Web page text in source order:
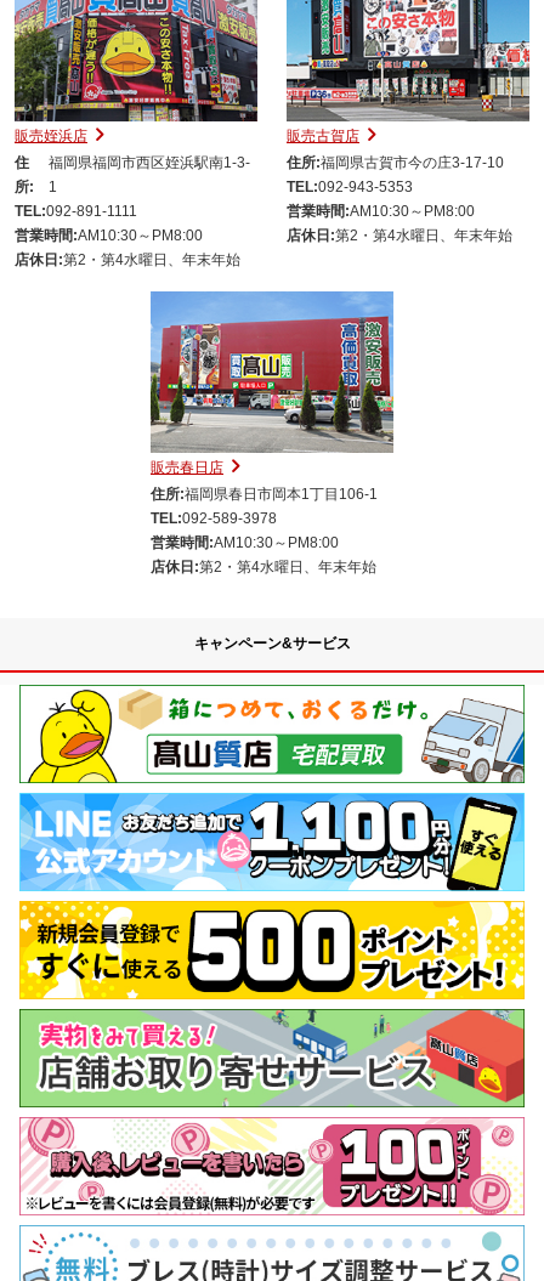
販売姪浜店
住
所:
福岡県福岡市西区姪浜駅南1-3-
1
TEL:092-891-1111
営業時間:AM10:30～PM8:00
店休日:第2・第4水曜日、年末年始
販売古賀店
住所:福岡県古賀市今の庄3-17-10
TEL:092-943-5353
営業時間:AM10:30～PM8:00
店休日:第2・第4水曜日、年末年始
販売春日店
住所:福岡県春日市岡本1丁目106-1
TEL:092-589-3978
営業時間:AM10:30～PM8:00
店休日:第2・第4水曜日、年末年始
キャンペーン&サービス